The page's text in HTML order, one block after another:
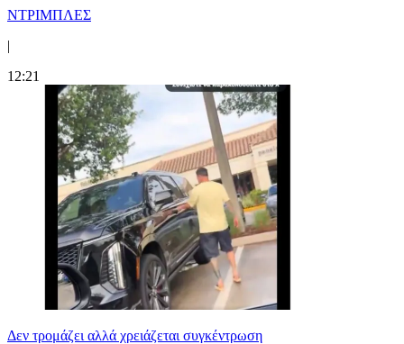
ΝΤΡΙΜΠΛΕΣ
|
12:21
Δεν τρομάζει αλλά χρειάζεται συγκέντρωση